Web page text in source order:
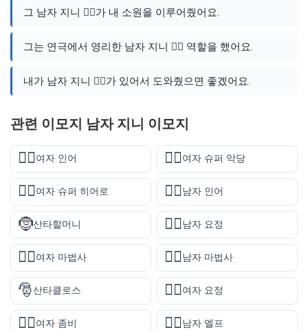
그 남자 지니 🧞‍♂️가 내 소원을 이루어줬어요.
그는 연극에서 영리한 남자 지니 🧞‍♂️ 역할을 했어요.
내가 남자 지니 🧞‍♂️가 있어서 도와줬으면 좋겠어요.
관련 이모지 남자 지니 이모지
🧜‍♀️여자 인어 🦹‍♀️여자 슈퍼 악당
🦸‍♀️여자 슈퍼 히어로 🧜‍♂️남자 인어
🤶산타할머니 🧚‍♂️남자 요정
🧙‍♀️여자 마법사 🧙‍♂️남자 마법사
🎅산타클로스 🧚‍♀️여자 요정
🧟‍♀️여자 좀비 🧝‍♂️남자 엘프